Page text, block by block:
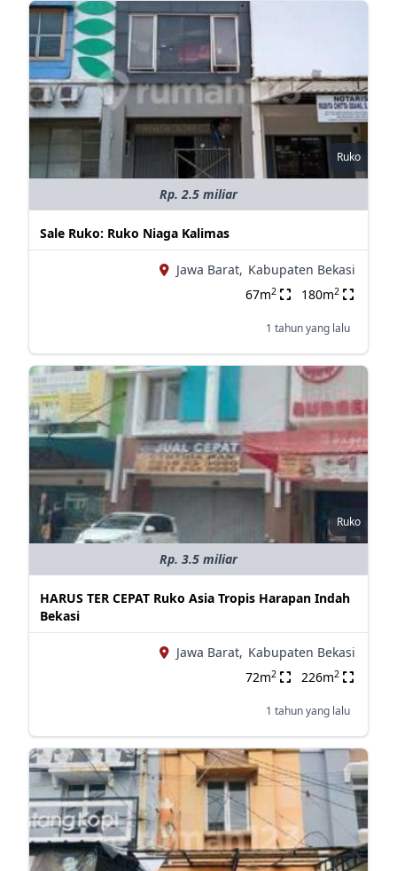
Ruko
Rp. 2.5 miliar
Sale Ruko: Ruko Niaga Kalimas
Jawa Barat, Kabupaten Bekasi
67m2 180m2
1 tahun yang lalu
Ruko
Rp. 3.5 miliar
HARUS TER CEPAT Ruko Asia Tropis Harapan Indah
Bekasi
Jawa Barat, Kabupaten Bekasi
72m2 226m2
1 tahun yang lalu